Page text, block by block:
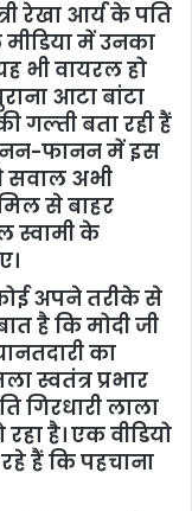
रेखा आर्य के पति
में उनका
भी वायरल हो
आटा बांटा
गल्ती बता रही हैं
फानन में इस
सवाल अभी
से बाहर
स्वामी के
अपने तरीके से
है कि मोदी जी
का
स्वतंत्र प्रभार
गिरधारी लाला
है। एक वीडियो
हैं कि पहचाना